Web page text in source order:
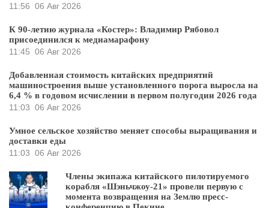
11:56 06 Авг 2026
К 90-летию журнала «Костер»: Владимир Рябовол
присоединился к медиамарафону
11:45 06 Авг 2026
Добавленная стоимость китайских предприятий
машиностроения выше установленного порога выросла на
6,4 % в годовом исчислении в первом полугодии 2026 года
11:03 06 Авг 2026
Умное сельское хозяйство меняет способы выращивания и
доставки еды
11:03 06 Авг 2026
Члены экипажа китайского пилотируемого
корабля «Шэньчжоу-21» провели первую с
момента возвращения на Землю пресс-